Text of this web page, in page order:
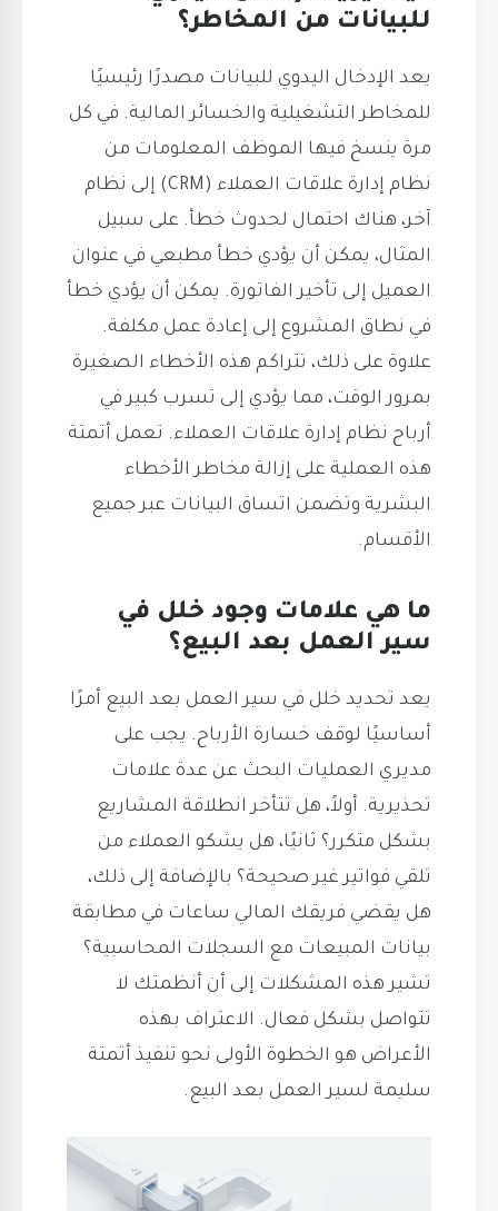
للبيانات من المخاطر؟
يعد الإدخال اليدوي للبيانات مصدرًا رئيسيًا
للمخاطر التشغيلية والخسائر المالية. في كل
مرة ينسخ فيها الموظف المعلومات من
نظام إدارة علاقات العملاء (CRM) إلى نظام
آخر، هناك احتمال لحدوث خطأ. على سبيل
المثال، يمكن أن يؤدي خطأ مطبعي في عنوان
العميل إلى تأخير الفاتورة. يمكن أن يؤدي خطأ
في نطاق المشروع إلى إعادة عمل مكلفة.
علاوة على ذلك، تتراكم هذه الأخطاء الصغيرة
بمرور الوقت، مما يؤدي إلى تسرب كبير في
أرباح نظام إدارة علاقات العملاء. تعمل أتمتة
هذه العملية على إزالة مخاطر الأخطاء
البشرية وتضمن اتساق البيانات عبر جميع
الأقسام.
ما هي علامات وجود خلل في
سير العمل بعد البيع؟
يعد تحديد خلل في سير العمل بعد البيع أمرًا
أساسيًا لوقف خسارة الأرباح. يجب على
مديري العمليات البحث عن عدة علامات
تحذيرية. أولاً، هل تتأخر انطلاقة المشاريع
بشكل متكرر؟ ثانيًا، هل يشكو العملاء من
تلقي فواتير غير صحيحة؟ بالإضافة إلى ذلك،
هل يقضي فريقك المالي ساعات في مطابقة
بيانات المبيعات مع السجلات المحاسبية؟
تشير هذه المشكلات إلى أن أنظمتك لا
تتواصل بشكل فعال. الاعتراف بهذه
الأعراض هو الخطوة الأولى نحو تنفيذ أتمتة
سليمة لسير العمل بعد البيع.